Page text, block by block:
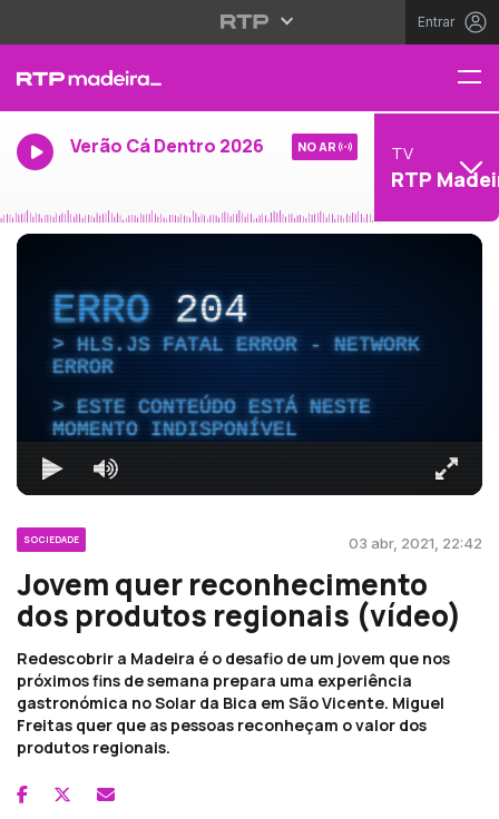
Entrar
Verão Cá Dentro 2026 NO AR TV
RTP
ERRO204
HLS.JS FATAL ERROR - NETWORK
ERROR
ESTE CONTEÚDO ESTÁ NESTE
MOMENTO INDISPONÍVEL
SOCIEDADE 03 abr, 2021, 22:42
Jovem quer reconhecimento
dos produtos regionais (vídeo)
Redescobrir a Madeira é o desafio de um jovem que nos
próximos fins de semana prepara uma experiência
gastronómica no Solar da Bica em São Vicente. Miguel
Freitas quer que as pessoas reconheçam o valor dos
produtos regionais.